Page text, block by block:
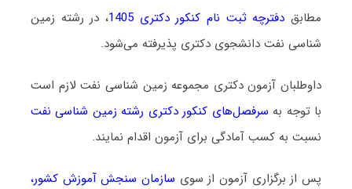
مطابق دفترچه ثبت نام کنکور دکتری 1405
، در رشته زمین
شناسی ﻧﻔﺖ دانشجوی دکتری پذیرفته می‌شود.
داوطلبان آزمون دکتری مجموعه زمین شناسی ﻧﻔﺖ لازم است
با توجه به سرفصل‌های کنکور دکتری رشته زمین شناسی ﻧﻔﺖ
نسبت به کسب آمادگی برای آزمون اقدام نمایند.
پس از برگزاری آزمون از سوی سازمان سنجش آموزش کشور،